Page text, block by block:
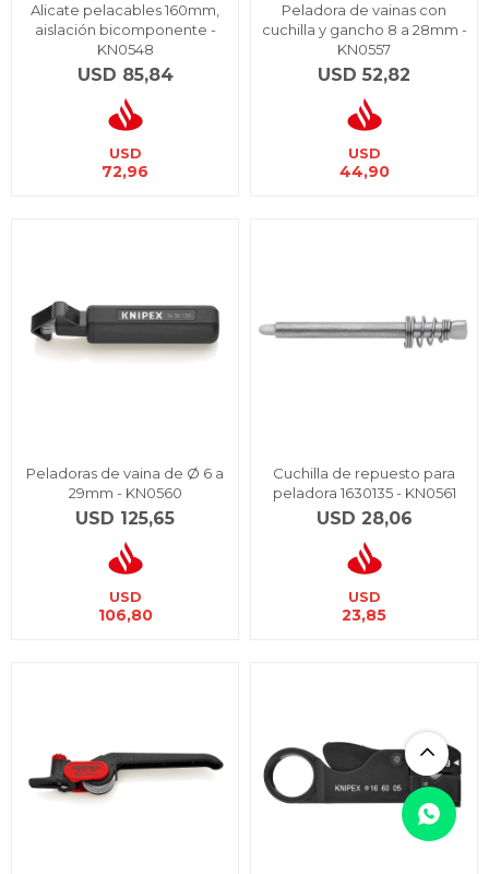
Alicate pelacables 160mm,
aislación bicomponente -
KN0548
USD 85,84
USD
72,96
Peladora de vainas con
cuchilla y gancho 8 a 28mm -
KN0557
USD 52,82
USD
44,90
Peladoras de vaina de Ø 6 a
29mm - KN0560
USD 125,65
USD
106,80
Cuchilla de repuesto para
peladora 1630135 - KN0561
USD 28,06
USD
23,85